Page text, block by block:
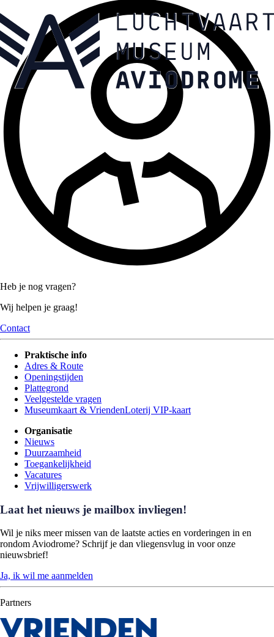
Heb je nog vragen?
Wij helpen je graag!
Contact
Praktische info
Adres & Route
Openingstijden
Plattegrond
Veelgestelde vragen
Museumkaart & VriendenLoterij VIP-kaart
Organisatie
Nieuws
Duurzaamheid
Toegankelijkheid
Vacatures
Vrijwilligerswerk
Laat het nieuws je mailbox invliegen!
Wil je niks meer missen van de laatste acties en vorderingen in en
rondom Aviodrome? Schrijf je dan vliegensvlug in voor onze
nieuwsbrief!
Ja, ik wil me aanmelden
Partners